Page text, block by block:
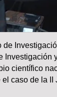
de
Investigación
científico
el caso de la